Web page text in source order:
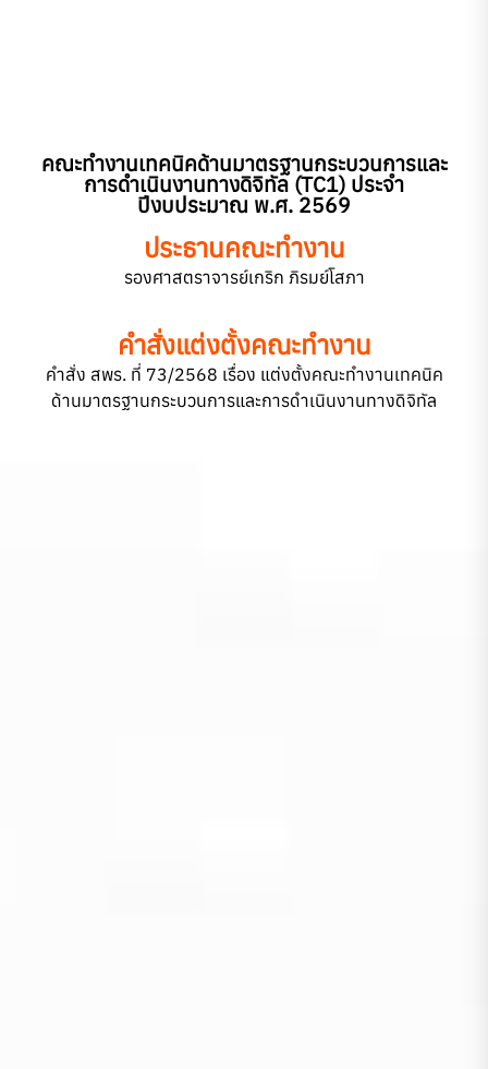
คณะทำงานเทคนิคด้านมาตรฐานกระบวนการและ
การดำเนินงานทางดิจิทัล (TC1) ประจำ
ปีงบประมาณ พ.ศ. 2569
ประธานคณะทำงาน
รองศาสตราจารย์เกริก ภิรมย์โสภา
คำสั่งแต่งตั้งคณะทำงาน
คำสั่ง สพร. ที่ 73/2568 เรื่อง แต่งตั้งคณะทำงานเทคนิค
ด้านมาตรฐานกระบวนการและการดำเนินงานทางดิจิทัล